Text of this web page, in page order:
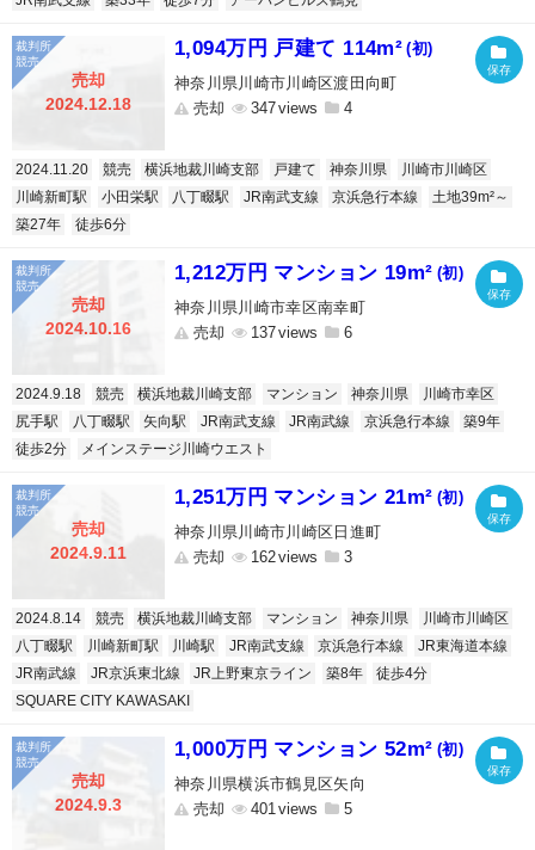
売却
2024.12.18
1,094万円 戸建て 114m² (初)
神奈川県川崎市川崎区渡田向町
売却
347 4
2024.11.20 競売 横浜地裁川崎支部 戸建て 神奈川県
川崎市川崎区
川崎新町駅
小田栄駅 八丁畷駅 JR南武支線 京浜急行本線
土地39m²～
築27年
徒歩6分
売却
2024.10.16
1,212万円 マンション 19m² (初)
神奈川県川崎市幸区南幸町
売却
137 6
2024.9.18 競売 横浜地裁川崎支部 マンション 神奈川県
川崎市幸区
尻手駅
八丁畷駅 矢向駅 JR南武支線 JR南武線 京浜急行本線
築9年
徒歩2分
メインステージ川崎ウエスト
売却
2024.9.11
1,251万円 マンション 21m² (初)
神奈川県川崎市川崎区日進町
売却
162 3
2024.8.14 競売 横浜地裁川崎支部 マンション 神奈川県
川崎市川崎区
八丁畷駅
川崎新町駅 川崎駅 JR南武支線 京浜急行本線
JR東海道本線
JR南武線
JR京浜東北線 JR上野東京ライン 築8年
徒歩4分
SQUARE CITY KAWASAKI
売却
2024.9.3
1,000万円 マンション 52m² (初)
神奈川県横浜市鶴見区矢向
売却
401 5